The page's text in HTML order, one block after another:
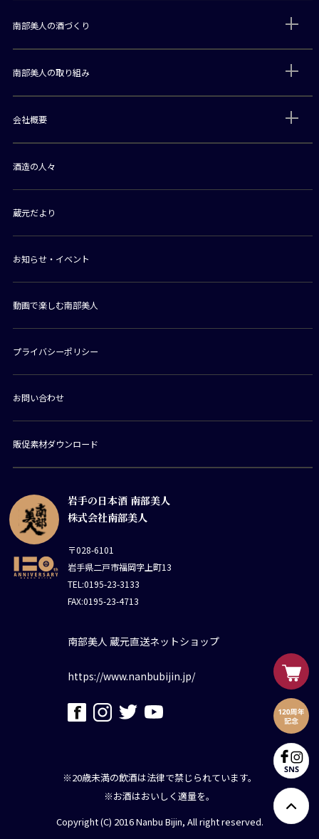
岩手の日本酒 南部美人
株式会社南部美人
〒028-6101
岩手県二戸市福岡字上町13
TEL:0195-23-3133
FAX:0195-23-4713
南部美人 蔵元直送ネットショップ
https://www.nanbubijin.jp/
南部美人の酒づくり
南部美人の取り組み
会社概要
酒造の人々
蔵元だより
お知らせ・イベント
動画で楽しむ南部美人
プライバシーポリシー
お問い合わせ
販促素材ダウンロード
※20歳未満の飲酒は法律で禁じられています。
※お酒はおいしく適量を。
Copyright (C) 2016 Nanbu Bijin, All right reserved.